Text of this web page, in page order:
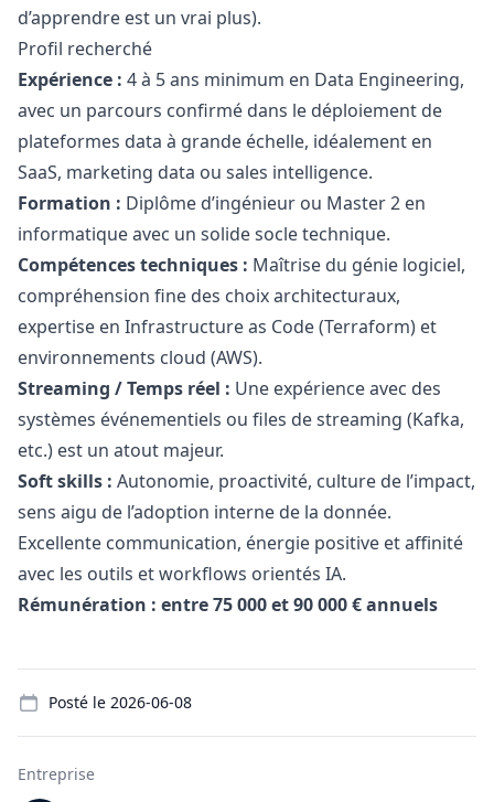
d’apprendre est un vrai plus).
Profil recherché
Expérience : 4 à 5 ans minimum en Data Engineering,
avec un parcours confirmé dans le déploiement de
plateformes data à grande échelle, idéalement en
SaaS, marketing data ou sales intelligence.
Formation : Diplôme d’ingénieur ou Master 2 en
informatique avec un solide socle technique.
Compétences techniques : Maîtrise du génie logiciel,
compréhension fine des choix architecturaux,
expertise en Infrastructure as Code (Terraform) et
environnements cloud (AWS).
Streaming / Temps réel : Une expérience avec des
systèmes événementiels ou files de streaming (Kafka,
etc.) est un atout majeur.
Soft skills : Autonomie, proactivité, culture de l’impact,
sens aigu de l’adoption interne de la donnée.
Excellente communication, énergie positive et affinité
avec les outils et workflows orientés IA.
Rémunération : entre 75 000 et 90 000 € annuels
Posté le 2026-06-08
Entreprise